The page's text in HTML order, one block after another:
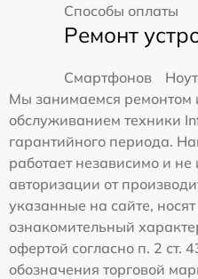
Способы оплаты
Ремонт
Смартфонов
Мы занимаемся ремонтом
обслуживанием техники
гарантийного периода.
работает независимо и
авторизации от
указанные на сайте,
ознакомительный
офертой согласно п. 2 ст.
обозначения торговой